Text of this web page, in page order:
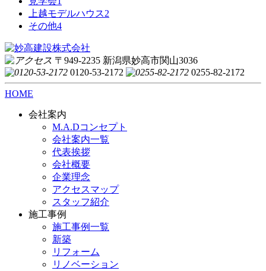
上越モデルハウス2
その他4
〒949-2235 新潟県妙高市関山3036
0120-53-2172
0255-82-2172
HOME
会社案内
M.A.Dコンセプト
会社案内一覧
代表挨拶
会社概要
企業理念
アクセスマップ
スタッフ紹介
施工事例
施工事例一覧
新築
リフォーム
リノベーション